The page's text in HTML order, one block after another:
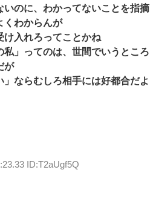
いのに、わかってないことを指摘
くわからんが
け入れろってことかね
私」ってのは、世間でいうところ
が
」ならむしろ相手には好都合だよ
ID:T2aUgf5Q